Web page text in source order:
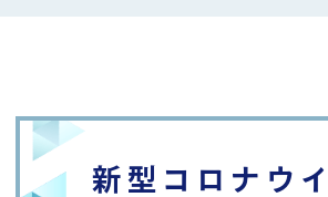
新型コロナウ